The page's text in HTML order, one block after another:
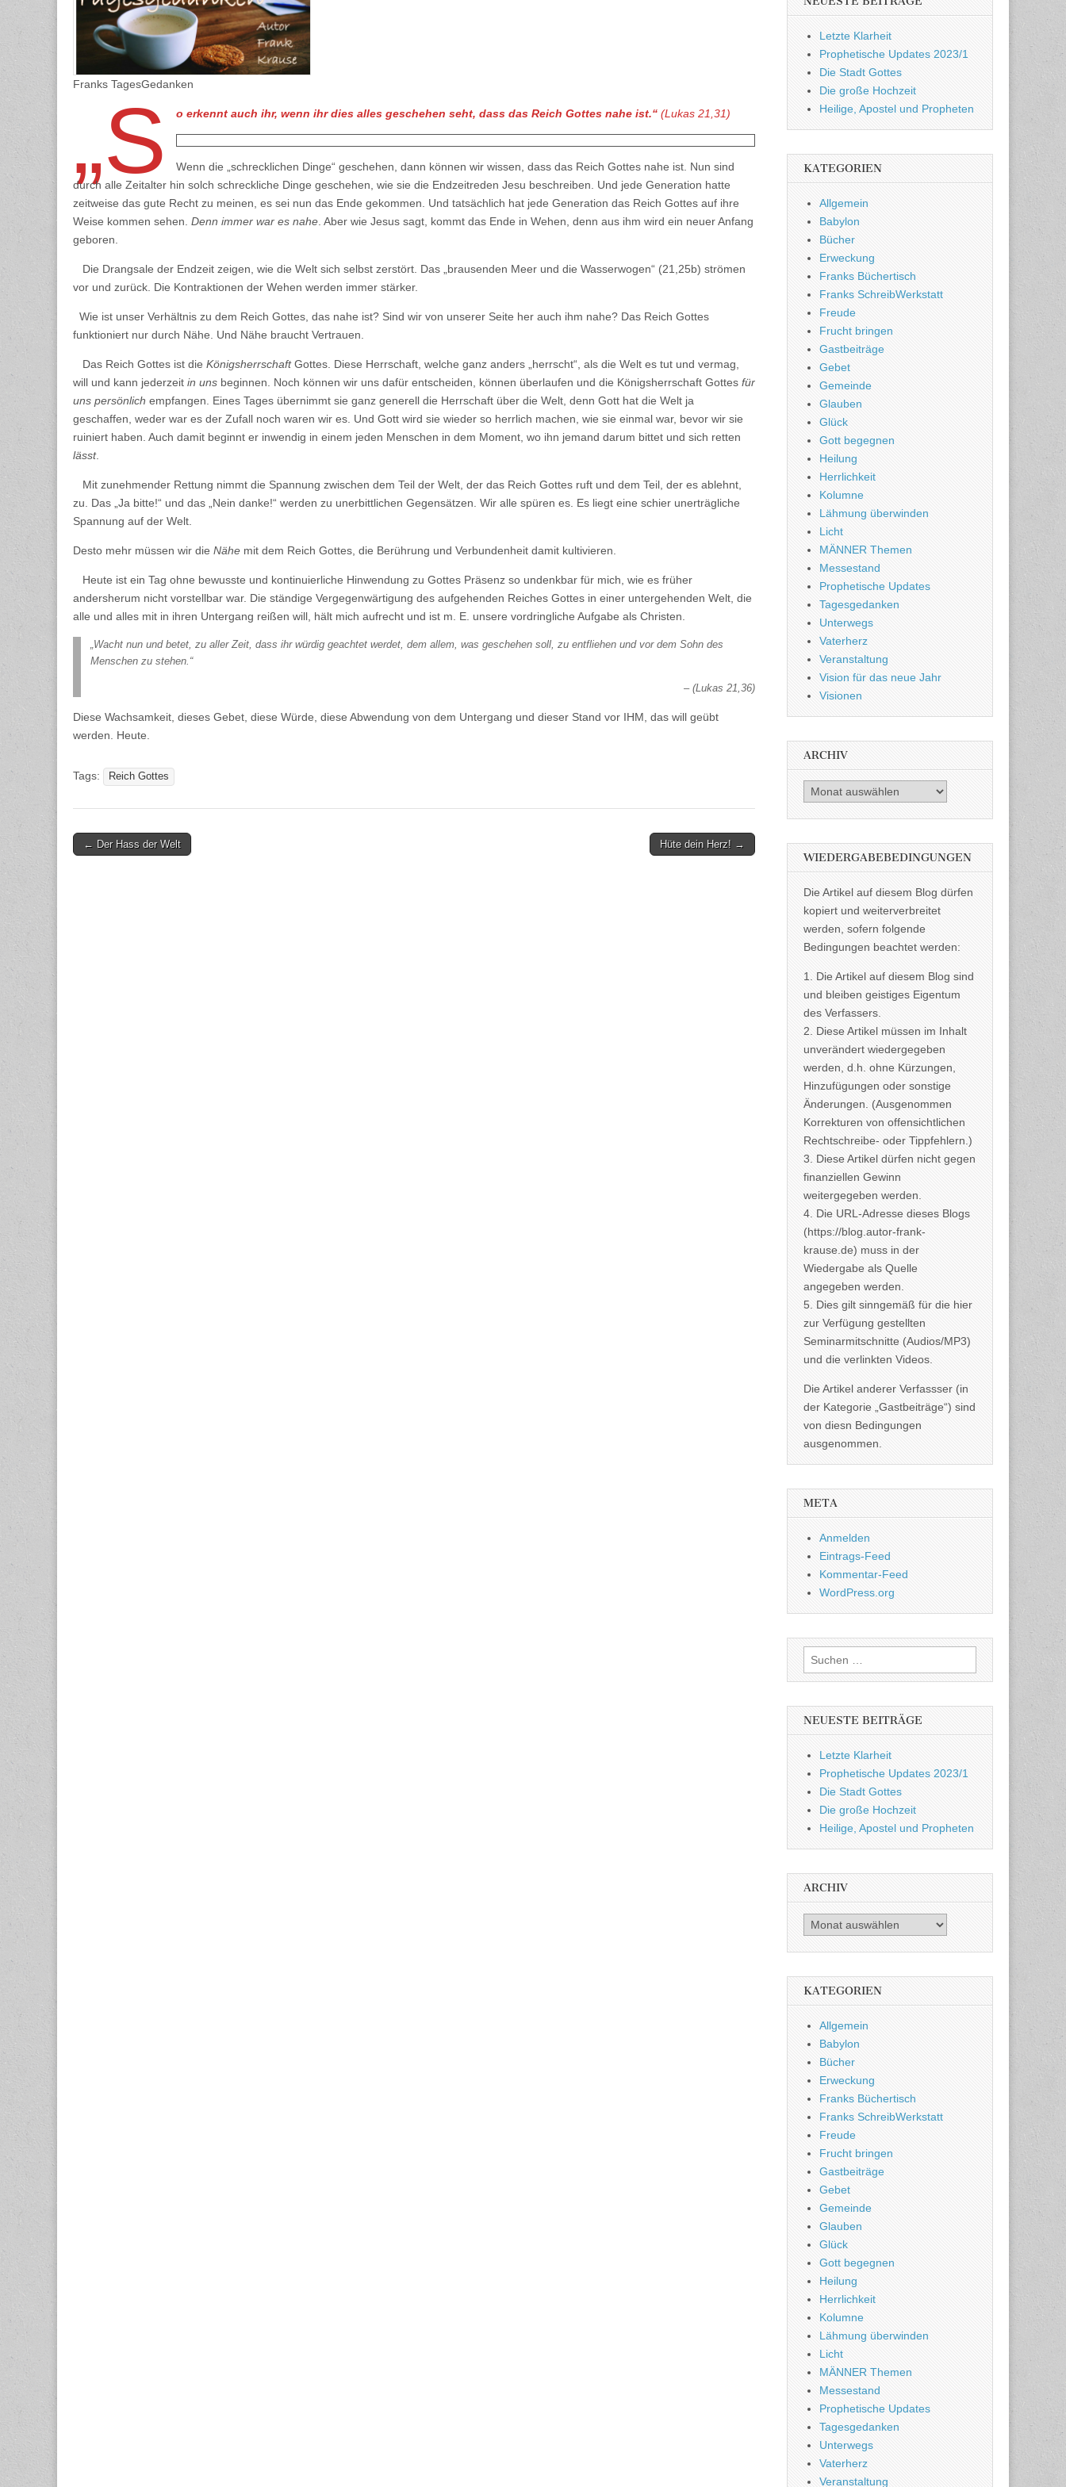
Franks TagesGedanken
„S o erkennt auch ihr, wenn ihr dies alles geschehen seht, dass das Reich Gottes nahe ist.“(Lukas 21,31)
Wenn die „schrecklichen Dinge“ geschehen, dann können wir wissen, dass das Reich Gottes nahe ist. Nun sind
durch alle Zeitalter hin solch schreckliche Dinge geschehen, wie sie die Endzeitreden Jesu beschreiben. Und jede Generation hatte
zeitweise das gute Recht zu meinen, es sei nun das Ende gekommen. Und tatsächlich hat jede Generation das Reich Gottes auf ihre
Weise kommen sehen. Denn immer war es nahe. Aber wie Jesus sagt, kommt das Ende in Wehen, denn aus ihm wird ein neuer Anfang
geboren.
Die Drangsale der Endzeit zeigen, wie die Welt sich selbst zerstört. Das „brausenden Meer und die Wasserwogen“ (21,25b) strömen
vor und zurück. Die Kontraktionen der Wehen werden immer stärker.
Wie ist unser Verhältnis zu dem Reich Gottes, das nahe ist? Sind wir von unserer Seite her auch ihm nahe? Das Reich Gottes
funktioniert nur durch Nähe. Und Nähe braucht Vertrauen.
Das Reich Gottes ist die KönigsherrschaftGottes. Diese Herrschaft, welche ganz anders „herrscht“, als die Welt es tut und vermag,
will und kann jederzeit in uns beginnen. Noch können wir uns dafür entscheiden, können überlaufen und die Königsherrschaft Gottes für
uns persönlich empfangen. Eines Tages übernimmt sie ganz generell die Herrschaft über die Welt, denn Gott hat die Welt ja
geschaffen, weder war es der Zufall noch waren wir es. Und Gott wird sie wieder so herrlich machen, wie sie einmal war, bevor wir sie
ruiniert haben. Auch damit beginnt er inwendig in einem jeden Menschen in dem Moment, wo ihn jemand darum bittet und sich retten
lässt.
Mit zunehmender Rettung nimmt die Spannung zwischen dem Teil der Welt, der das Reich Gottes ruft und dem Teil, der es ablehnt,
zu. Das „Ja bitte!“ und das „Nein danke!“ werden zu unerbittlichen Gegensätzen. Wir alle spüren es. Es liegt eine schier unerträgliche
Spannung auf der Welt.
Desto mehr müssen wir die Nähe mit dem Reich Gottes, die Berührung und Verbundenheit damit kultivieren.
Heute ist ein Tag ohne bewusste und kontinuierliche Hinwendung zu Gottes Präsenz so undenkbar für mich, wie es früher
andersherum nicht vorstellbar war. Die ständige Vergegenwärtigung des aufgehenden Reiches Gottes in einer untergehenden Welt, die
alle und alles mit in ihren Untergang reißen will, hält mich aufrecht und ist m. E. unsere vordringliche Aufgabe als Christen.
„Wacht nun und betet, zu aller Zeit, dass ihr würdig geachtet werdet, dem allem, was geschehen soll, zu entfliehen und vor dem Sohn des
Menschen zu stehen.“
(Lukas 21,36)
Diese Wachsamkeit, dieses Gebet, diese Würde, diese Abwendung von dem Untergang und dieser Stand vor IHM, das will geübt
werden. Heute.
Tags: Reich Gottes
Post← Der Hass der Welt Hüte dein Herz! →
Letzte Klarheit
Prophetische Updates 2023/1
Die Stadt Gottes
Die große Hochzeit
Heilige, Apostel und Propheten
KATEGORIEN
Allgemein
Babylon
Bücher
Erweckung
Franks Büchertisch
Franks SchreibWerkstatt
Freude
Frucht bringen
Gastbeiträge
Gebet
Gemeinde
Glauben
Glück
Gott begegnen
Heilung
Herrlichkeit
Kolumne
Lähmung überwinden
Licht
MÄNNER Themen
Messestand
Prophetische Updates
Tagesgedanken
Unterwegs
Vaterherz
Veranstaltung
Vision für das neue Jahr
Visionen
ARCHIV
Archiv
WIEDERGABEBEDINGUNGEN
Die Artikel auf diesem Blog dürfen
kopiert und weiterverbreitet
werden, sofern folgende
Bedingungen beachtet werden:
1. Die Artikel auf diesem Blog sind
und bleiben geistiges Eigentum
des Verfassers.
2. Diese Artikel müssen im Inhalt
unverändert wiedergegeben
werden, d.h. ohne Kürzungen,
Hinzufügungen oder sonstige
Änderungen. (Ausgenommen
Korrekturen von offensichtlichen
Rechtschreibe- oder Tippfehlern.)
3. Diese Artikel dürfen nicht gegen
finanziellen Gewinn
weitergegeben werden.
4. Die URL-Adresse dieses Blogs
(https://blog.autor-frank-
krause.de) muss in der
Wiedergabe als Quelle
angegeben werden.
5. Dies gilt sinngemäß für die hier
zur Verfügung gestellten
Seminarmitschnitte (Audios/MP3)
und die verlinkten Videos.
Die Artikel anderer Verfassser (in
der Kategorie „Gastbeiträge“) sind
von diesn Bedingungen
ausgenommen.
META
Anmelden
Eintrags-Feed
Kommentar-Feed
WordPress.org
Suchen
nach:
NEUESTE BEITRÄGE
Letzte Klarheit
Prophetische Updates 2023/1
Die Stadt Gottes
Die große Hochzeit
Heilige, Apostel und Propheten
ARCHIV
Archiv
KATEGORIEN
Allgemein
Babylon
Bücher
Erweckung
Franks Büchertisch
Franks SchreibWerkstatt
Freude
Frucht bringen
Gastbeiträge
Gebet
Gemeinde
Glauben
Glück
Gott begegnen
Heilung
Herrlichkeit
Kolumne
Lähmung überwinden
Licht
MÄNNER Themen
Messestand
Prophetische Updates
Tagesgedanken
Unterwegs
Vaterherz
Veranstaltung